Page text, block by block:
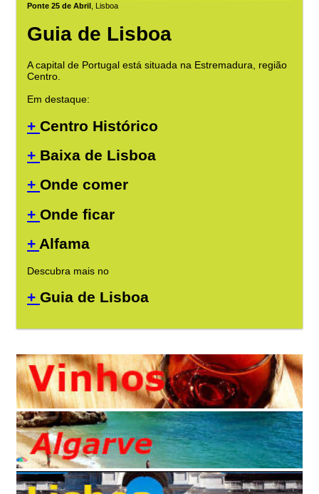
Ponte 25 de Abril , Lisboa
Guia de Lisboa
A capital de Portugal está situada na Estremadura, região
Centro.
Em destaque:
+ Centro Histórico
+ Baixa de Lisboa
+ Onde comer
+ Onde ficar
+ Alfama
Descubra mais no
+ Guia de Lisboa